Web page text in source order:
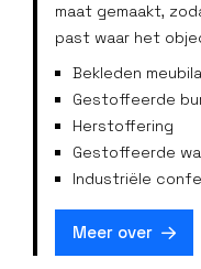
maat gemaakt,
past waar het
Bekleden
Gestoffeerde
Herstoffering
Gestoffeerde
Industriële
Meer over